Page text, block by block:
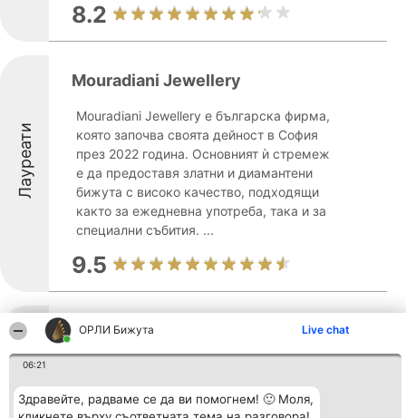
ОРЛИ Бижута Live chat
06:21
Здравейте, радваме се да ви помогнем! 🙂 Моля,
8.2
Лауреати
Mouradiani Jewellery
Mouradiani Jewellery е българска фирма,
която започва своята дейност в София
през 2022 година. Основният ѝ стремеж
е да предоставя златни и диамантени
бижута с високо качество, подходящи
както за ежедневна употреба, така и за
специални събития. ...
9.5
Лауреати Подаръци Марбея
8.5